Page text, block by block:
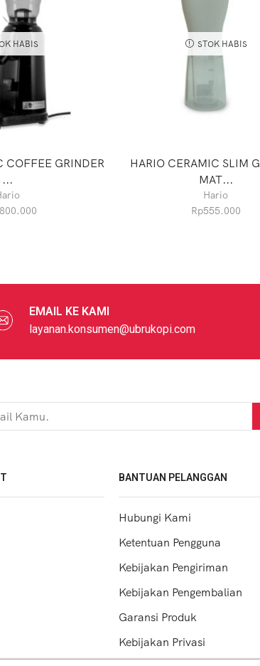
HABIS
COFFEE GRINDER
...
STOK HABIS
HARIO CERAMIC SLIM
MAT...
Hario
Rp555.000
EMAIL KE KAMI
layanan.konsumen@ubrukopi.com
BANTUAN PELANGGAN
Hubungi Kami
Ketentuan Pengguna
Kebijakan Pengiriman
Kebijakan Pengembalian
Garansi Produk
Kebijakan Privasi